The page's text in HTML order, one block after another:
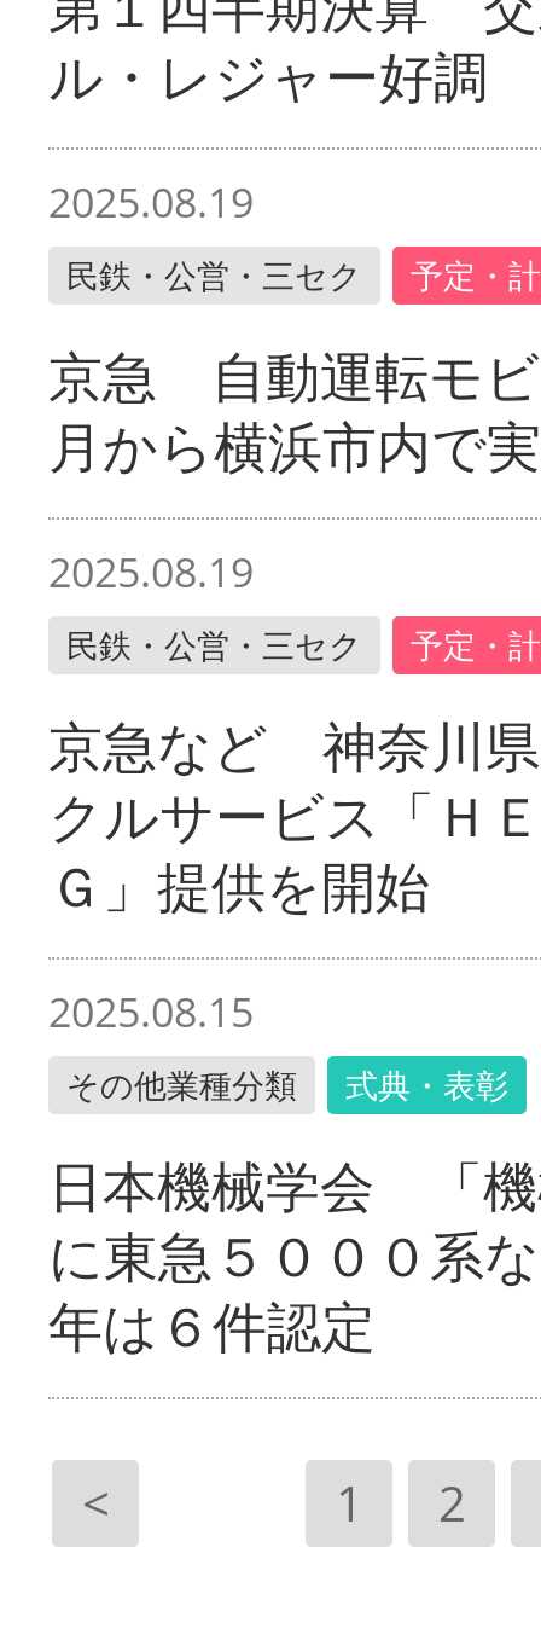
ル・レジャー好調
2025.08.19
民鉄・公営・三セク 予定・
京急 自動運転モ
月から横浜市内で
2025.08.19
民鉄・公営・三セク 予定・
京急など 神奈川
クルサービス「Ｈ
Ｇ」提供を開始
2025.08.15
その他業種分類 式典・表彰
日本機械学会 「
に東急５０００系
年は６件認定
< 1 2